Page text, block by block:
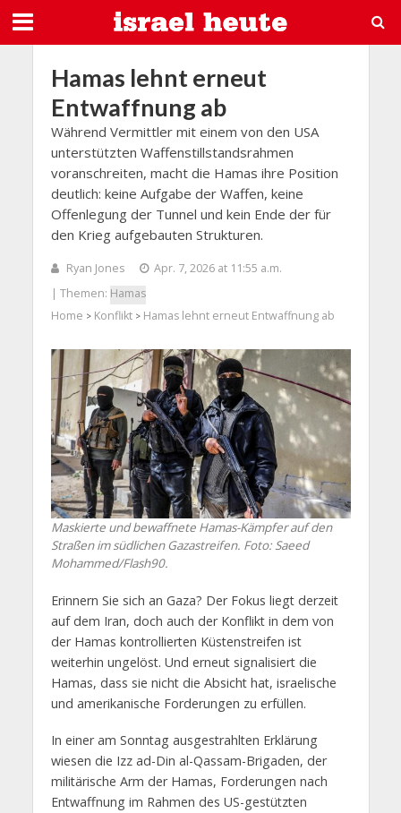
Hamas lehnt erneut
Entwaffnung ab
Während Vermittler mit einem von den USA
unterstützten Waffenstillstandsrahmen
voranschreiten, macht die Hamas ihre Position
deutlich: keine Aufgabe der Waffen, keine
Offenlegung der Tunnel und kein Ende der für
den Krieg aufgebauten Strukturen.
Ryan Jones
Apr. 7, 2026 at 11:55 a.m.
| Themen: Hamas
Home > Konflikt> Hamas lehnt erneut Entwaffnung ab
Maskierte und bewaffnete Hamas-Kämpfer auf den
Straßen im südlichen Gazastreifen. Foto: Saeed
Mohammed/Flash90.
Erinnern Sie sich an Gaza? Der Fokus liegt derzeit
auf dem Iran, doch auch der Konflikt in dem von
der Hamas kontrollierten Küstenstreifen ist
weiterhin ungelöst. Und erneut signalisiert die
Hamas, dass sie nicht die Absicht hat, israelische
und amerikanische Forderungen zu erfüllen.
In einer am Sonntag ausgestrahlten Erklärung
wiesen die Izz ad-Din al-Qassam-Brigaden, der
militärische Arm der Hamas, Forderungen nach
Entwaffnung im Rahmen des US-gestützten